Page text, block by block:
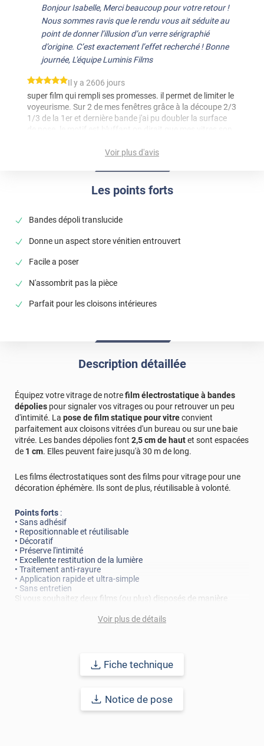
Les points forts
Bandes dépoli translucide
Donne un aspect store vénitien entrouvert
Facile a poser
N'assombrit pas la pièce
Parfait pour les cloisons intérieures
Bonjour Isabelle, Merci beaucoup pour votre retour !
Nous sommes ravis que le rendu vous ait séduite au
point de donner l’illusion d’un verre sérigraphié
d’origine. C’est exactement l’effet recherché ! Bonne
journée, L'équipe Luminis Films
*****
Il y a 2606 jours
super film qui rempli ses promesses. il permet de limiter le
voyeurisme. Sur 2 de mes fenêtres grâce à la découpe 2/3
1/3 de la 1er et dernière bande j'ai pu doubler la surface
de pose. le motif est bluffant on dirait que mes vitres son
Il y a 2859 jours
Voir plus d'avis
Description détaillée
Équipez votre vitrage de notrefilm électrostatique à bandes
dépolies pour signaler vos vitrages ou pour retrouver un peu
d'intimité. La pose de film statique pour vitreconvient
parfaitement aux cloisons vitrées d'un bureau ou sur une baie
vitrée. Les bandes dépolies font 2,5 cm de hautet sont espacées
de 1 cm. Elles peuvent faire jusqu'à 30 m de long.
Les films électrostatiques sont des films pour vitrage pour une
décoration éphémère. Ils sont de plus, réutilisable à volonté.
Points forts :
• Sans adhésif
• Repositionnable et réutilisable
• Décoratif
• Préserve l'intimité
• Excellente restitution de la lumière
• Traitement anti-rayure
• Application rapide et ultra-simple
• Sans entretien
Si vous souhaitez deux films (ou plus) disposés de manière
Cela vous permettra de réaliser les finitions vous-même, car les
Remarque importante: Pour un meilleur aperçu des films,
n’hésitez pas à nous contacter pour une demande d’échantillon
Voir plus de détails
Fiche technique
Notice de pose